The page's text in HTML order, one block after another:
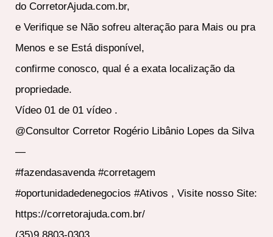
do CorretorAjuda.com.br,
e Verifique se Não sofreu alteração para Mais ou pra
Menos e se Está disponível,
confirme conosco, qual é a exata localização da
propriedade.
Vídeo 01 de 01 vídeo .
@Consultor Corretor Rogério Libânio Lopes da Silva
—
#fazendasavenda #corretagem
#oportunidadedenegocios #Ativos , Visite nosso Site:
https://corretorajuda.com.br/